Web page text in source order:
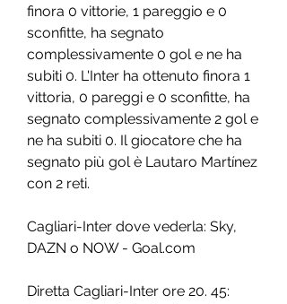
finora 0 vittorie, 1 pareggio e 0
sconfitte, ha segnato
complessivamente 0 gol e ne ha
subiti 0. L'Inter ha ottenuto finora 1
vittoria, 0 pareggi e 0 sconfitte, ha
segnato complessivamente 2 gol e
ne ha subiti 0. Il giocatore che ha
segnato più gol è Lautaro Martínez
con 2 reti.
Cagliari-Inter dove vederla: Sky,
DAZN o NOW - Goal.com
Diretta Cagliari-Inter ore 20. 45: